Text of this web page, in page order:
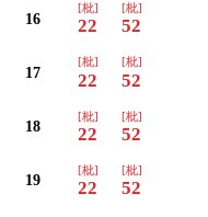
16
[枇]
22
[枇]
52
17
[枇]
22
[枇]
52
18
[枇]
22
[枇]
52
19
[枇]
22
[枇]
52